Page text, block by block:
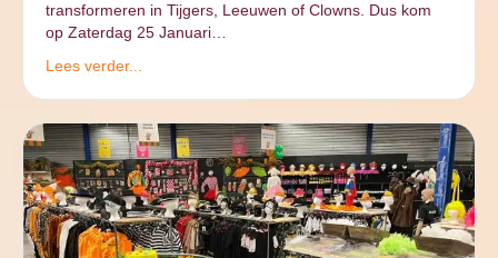
transformeren in Tijgers, Leeuwen of Clowns. Dus kom
op Zaterdag 25 Januari…
Lees verder...